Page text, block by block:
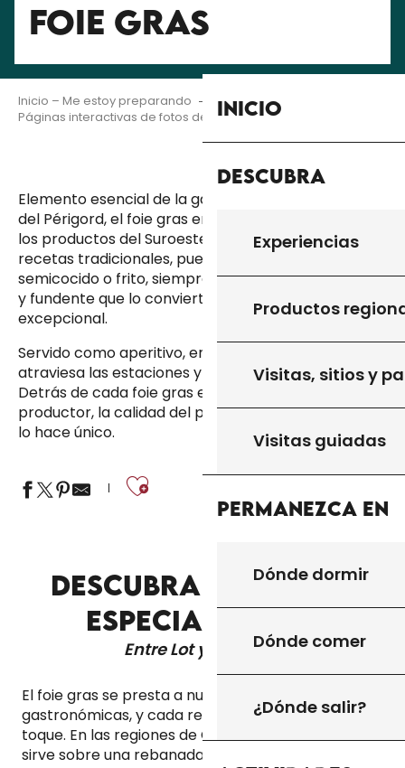
Inicio
Descubra
Experiencias
Productos
Visitas, sitios y
Visitas guiadas
Permanezca en
Dónde dormir
Dónde comer
¿Dónde salir?
FOIE GRAS
Inicio – Me estoy preparando
Varios
Páginas interactivas de fotos de terruño
Foie gras
Elemento esencial de la gastronomía de Quercy y
del Périgord, el foie gras encarna el refinamiento de
los productos del Suroeste. Preparado según las
recetas tradicionales, puede degustarse crudo,
semicocido o frito, siempre con la textura cremosa
y fundente que lo convierte en un plato
excepcional.
Servido como aperitivo, entrante o plato principal,
atraviesa las estaciones y las mesas con elegancia.
Detrás de cada foie gras está el saber hacer de un
productor, la calidad del pato y ese toque local que
lo hace único.
Ajouter aux
DESCUBRA NUESTRAS
ESPECIALIDADES
Entre Lot y Dordoña
El foie gras se presta a numerosas combinaciones
gastronómicas, y cada región le da su propio
toque. En las regiones de Quercy y Périgord, se
sirve sobre una rebanada de pan Croustilot